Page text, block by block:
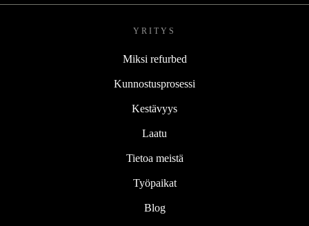
YRITYS
Miksi refurbed
Kunnostusprosessi
Kestävyys
Laatu
Tietoa meistä
Työpaikat
Blog